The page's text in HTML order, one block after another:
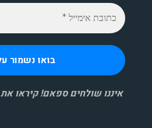
איננו שולחים ספאם! קיראו את